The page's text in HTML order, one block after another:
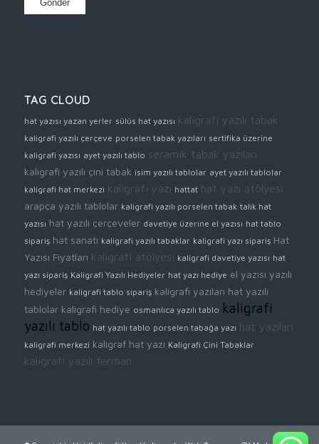
TAG CLOUD
hat yazısı yazan yerler sülüs hat yazısı kaligrafi yazılı tabak
kaligrafi yazılı çerçeve porselen tabak yazıları sertifika üzerine
kaligrafi yazısı ayet yazılı tablo seramik tabak yazıları
kaligrafi yazılı çini tabak isim yazılı tablolar ayet yazılı tablolar
kaligrafi hat merkezi kaligrafi yazı hattat hat yazı atölyesi
arapça yazılı tablolar kaligrafi yazılı porselen tabak talik hat
yazısı hat yazılı çerçeveler davetiye üzerine el yazısı hat tablo
sipariş hat sanatı kaligrafi yazılı tabaklar kaligrafi yazı sipariş Hat
Yazısı Fiyatları kaligrafi atölyesi kaligrafi davetiye yazısı hat
yazı sipariş Kaligrafi Yazılı Hediyeler hat yazı hediye el yazısı yazılı
hediyeler kaligrafi tablo sipariş kaligrafi yazıları hat yazılı
tablolar kaligrafi hediye osmanlıca yazılı tablo kaligrafi
yazılı tablo hat yazılı tablo porselen tabağa yazı hat yazıları
kaligrafi merkezi kaligraf hat yazı Kaligrafi Çini Tabaklar
kaligrafi yazılı ferman